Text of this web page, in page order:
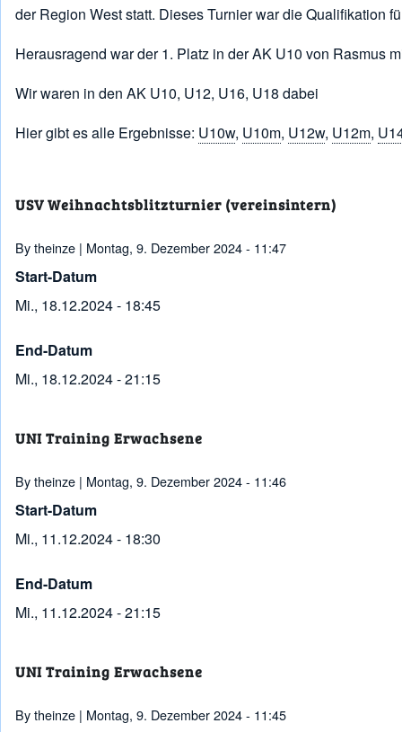
der Region West statt. Dieses Turnier war die Qualifikation
Herausragend war der 1. Platz in der AK U10 von Rasmus
Wir waren in den AK U10, U12, U16, U18 dabei
Hier gibt es alle Ergebnisse: U10w, U10m, U12w, U12m,
USV Weihnachtsblitzturnier (vereinsintern)
Bytheinze | Montag, 9. Dezember 2024 - 11:47
Start-Datum
Mi., 18.12.2024 - 18:45
End-Datum
Mi., 18.12.2024 - 21:15
UNI Training Erwachsene
Bytheinze | Montag, 9. Dezember 2024 - 11:46
Start-Datum
Mi., 11.12.2024 - 18:30
End-Datum
Mi., 11.12.2024 - 21:15
UNI Training Erwachsene
Bytheinze | Montag, 9. Dezember 2024 - 11:45